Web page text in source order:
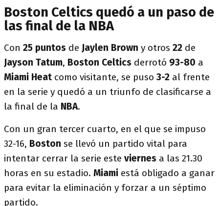
Boston Celtics quedó a un paso de
las final de la NBA
Con 25 puntos de Jaylen Brown y otros 22 de
Jayson Tatum, Boston Celtics derrotó 93-80 a
Miami Heat como visitante, se puso 3-2 al frente
en la serie y quedó a un triunfo de clasificarse a
la final de la NBA.
Con un gran tercer cuarto, en el que se impuso
32-16, Boston se llevó un partido vital para
intentar cerrar la serie este viernes a las 21.30
horas en su estadio. Miami está obligado a ganar
para evitar la eliminación y forzar a un séptimo
partido.